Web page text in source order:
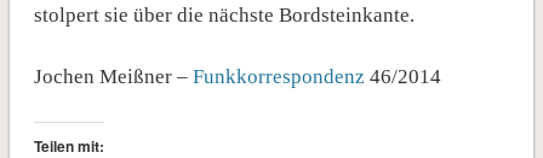
stolpert sie über die nächste Bordsteinkante.
Jochen Meißner – Funkkorrespondenz 46/2014
Teilen mit: